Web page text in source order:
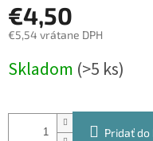
€4,50
€5,54 vrátane DPH
cena:
Skladom (>5 ks)
Pridať do